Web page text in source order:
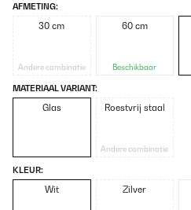
AFMETING:
30 cm
Andere combinatie
60 cm
Beschikbaar
MATERIAAL VARIANT:
Glas Roestvrij staal
Andere combinatie
KLEUR:
Wit Zilver